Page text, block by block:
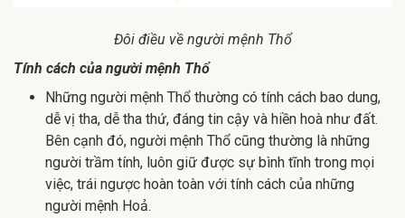
Đôi điều về người mệnh Thổ
Tính cách của người mệnh Thổ
Những người mệnh Thổ thường có tính cách bao dung,
dễ vị tha, dễ tha thứ, đáng tin cậy và hiền hoà như đất.
Bên cạnh đó, người mệnh Thổ cũng thường là những
người trầm tính, luôn giữ được sự bình tĩnh trong mọi
việc, trái ngược hoàn toàn với tính cách của những
người mệnh Hoả.